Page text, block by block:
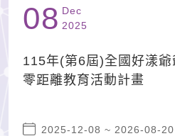
08 Dec
2025
115年(第6屆)全國好漾
零距離教育活動計畫
活動日期區間:
2025-12-08 ~ 2026-08-20